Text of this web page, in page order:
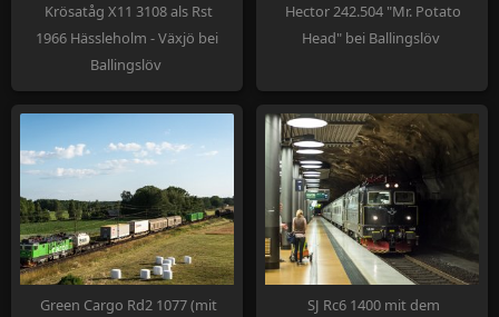
Krösatåg X11 3108 als Rst
1966 Hässleholm - Växjö bei
Ballingslöv
Hector 242.504 "Mr. Potato
Head" bei Ballingslöv
Green Cargo Rd2 1077 (mit SJ Rc6 1400 mit dem